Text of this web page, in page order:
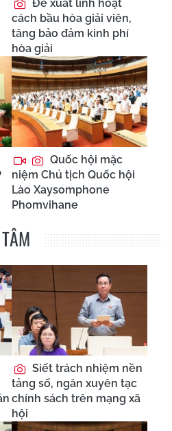
Đề xuất linh hoạt
cách bầu hòa giải viên,
tăng bảo đảm kinh phí
hòa giải
Quốc hội mặc
niệm Chủ tịch Quốc hội
Lào Xaysomphone
Phomvihane
Siết trách nhiệm nền
tảng số, ngăn xuyên tạc
chính sách trên mạng xã
hội